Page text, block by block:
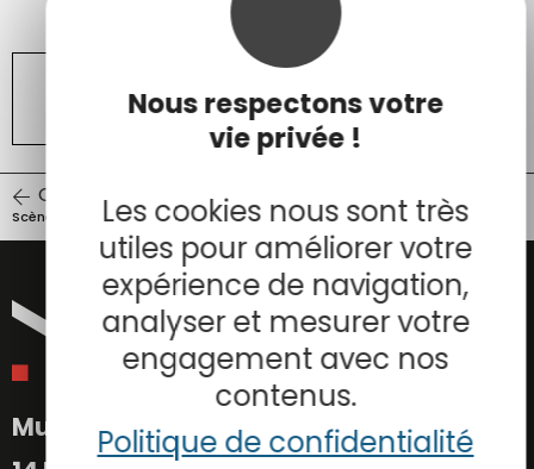
Nous respectons votre
vie privée !
Les cookies nous sont très
utiles pour améliorer votre
expérience de navigation,
analyser et mesurer votre
engagement avec nos
contenus.
Politique de confidentialité
ANTIQUITÉ
ŒUVRE PRÉCÉDENTE
Scène mythologique
ŒUVRE SUIVANTE
Musée Fenaille